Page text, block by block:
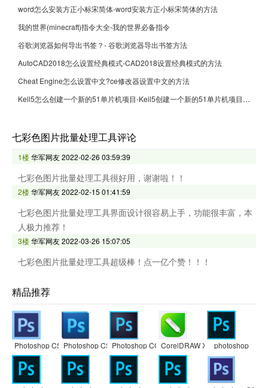
word怎么安装方正小标宋简体-word安装方正小标宋简体的方法
我的世界(minecraft)指令大全-我的世界必备指令
谷歌浏览器如何导出书签？- 谷歌浏览器导出书签方法
AutoCAD2018怎么设置经典模式-CAD2018设置经典模式的方法
Cheat Engine怎么设置中文?ce修改器设置中文的方法
Keil5怎么创建一个新的51单片机项目-Keil5创建一个新的51单片机项目的方法
七彩色图片批量处理工具评论
1楼华军网友2022-02-26 03:59:39
七彩色图片批量处理工具很好用，谢谢啦！！
2楼华军网友2022-02-15 01:41:59
七彩色图片批量处理工具界面设计很容易上手，功能很丰富，本
人极力推荐！
3楼华军网友2022-03-26 15:07:05
七彩色图片批量处理工具超级棒！点一亿个赞！！！
精品推荐
Photoshop CS6Photoshop CS5Photoshop CC CorelDRAW X7 photoshop